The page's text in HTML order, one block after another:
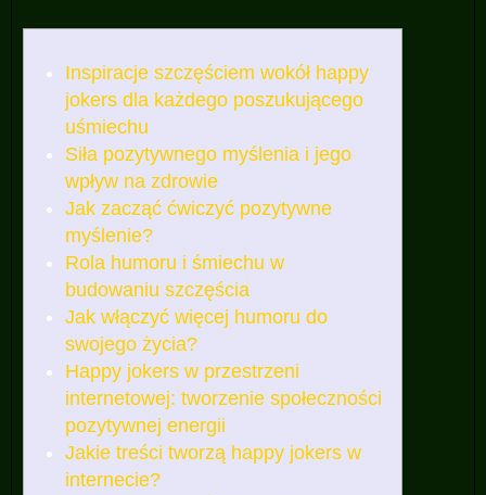
Inspiracje szczęściem wokół happy
jokers dla każdego poszukującego
uśmiechu
Siła pozytywnego myślenia i jego
wpływ na zdrowie
Jak zacząć ćwiczyć pozytywne
myślenie?
Rola humoru i śmiechu w
budowaniu szczęścia
Jak włączyć więcej humoru do
swojego życia?
Happy jokers w przestrzeni
internetowej: tworzenie społeczności
pozytywnej energii
Jakie treści tworzą happy jokers w
internecie?